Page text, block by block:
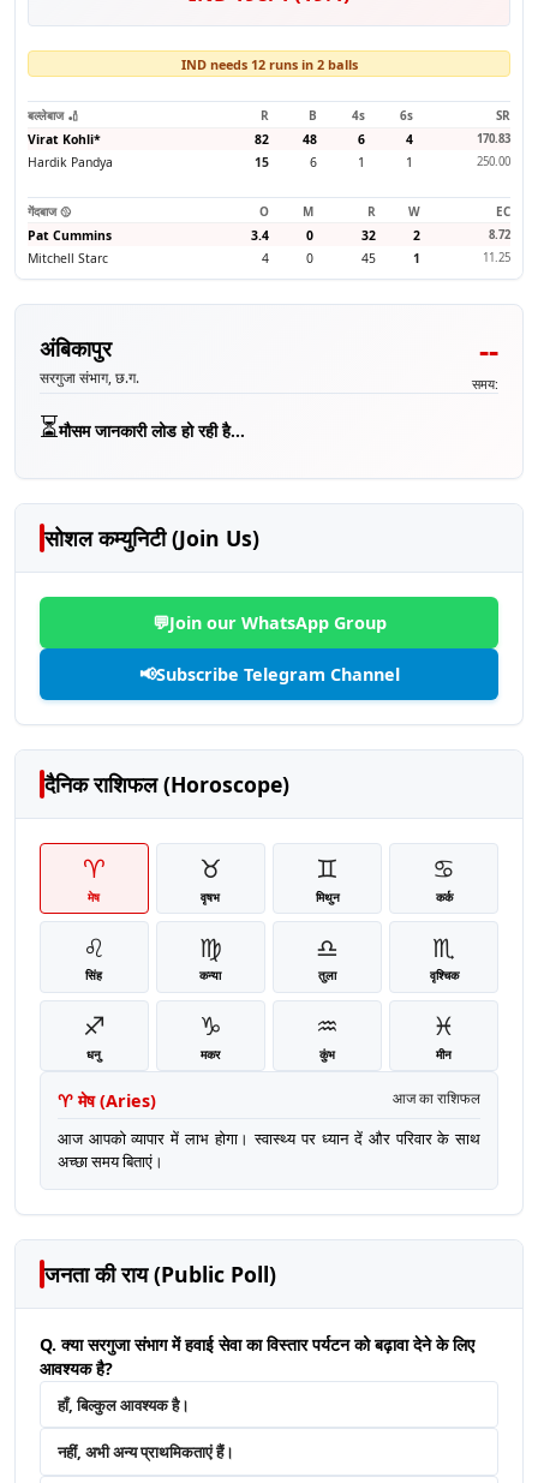
IND needs 12 runs in 2 balls
बल्लेबाज 🏏 R B 4s 6s
SR
Virat Kohli* 82 48 6 4 170.83
Hardik Pandya 15 6 1 1 250.00
गेंदबाज 🥎 O M R W
EC
Pat Cummins
3.4 0 32 2 8.72
Mitchell Starc 4 0 45 1 11.25
अंबिकापुर
सरगुजा संभाग, छ.ग.
--
समय:
⏳मौसम जानकारी लोड हो रही है...
सोशल कम्युनिटी (Join Us)
💬Join our WhatsApp Group
📢Subscribe Telegram Channel
दैनिक राशिफल (Horoscope)
♈
मेष
♉
वृषभ
♊
मिथुन
♋
कर्क
♌
सिंह
♍
कन्या
♎
तुला
♏
वृश्चिक
♐
धनु
♑
मकर
♒
कुंभ
♓
मीन
♈ मेष(Aries) आज का राशिफल
आज आपको व्यापार में लाभ होगा। स्वास्थ्य पर ध्यान दें और परिवार के साथ
अच्छा समय बिताएं।
जनता की राय (Public Poll)
Q. क्या सरगुजा संभाग में हवाई सेवा का विस्तार पर्यटन को बढ़ावा देने के लिए
आवश्यक है?
हाँ, बिल्कुल आवश्यक है।
नहीं, अभी अन्य प्राथमिकताएं हैं।